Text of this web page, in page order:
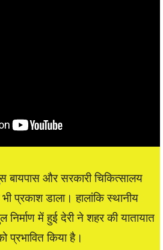
बायपास और सरकारी चिकित्सालय
प्रकाश डाला। हालांकि स्थानीय
निर्माण में हुई देरी ने शहर की यातायात
प्रभावित किया है।